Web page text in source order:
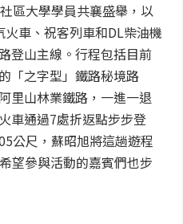
區大學學員共襄盛舉，以
車、祝客列車和DL柴油機
登山主線。行程包括目前
「之字型」鐵路秘境路
里山林業鐵路，一進一退
車通過7處折返點步步登
公尺，蘇昭旭將這趟遊程
望參與活動的嘉賓們也步